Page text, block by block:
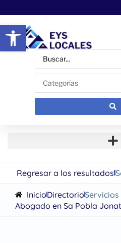
Abrir barra de herramientas
Regresar a los resultados
InicioDirectorioServicios
Abogado en Sa Pobla